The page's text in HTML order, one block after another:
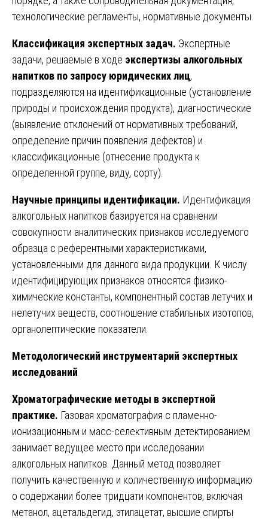
технологические регламенты, нормативные документы.
Классификация экспертных задач. Экспертные
задачи, решаемые в ходе экспертизы алкогольных
напитков по запросу юридических лиц,
подразделяются на идентификационные (установление
природы и происхождения продукта), диагностические
(выявление отклонений от нормативных требований,
определение причин появления дефектов) и
классификационные (отнесение продукта к
определенной группе, виду, сорту).
Научные принципы идентификации. Идентификация
алкогольных напитков базируется на сравнении
совокупности аналитических признаков исследуемого
образца с референтными характеристиками,
установленными для данного вида продукции. К числу
идентифицирующих признаков относятся физико-
химические константы, компонентный состав летучих и
нелетучих веществ, соотношение стабильных изотопов,
органолептические показатели.
Методологический инструментарий экспертных
исследований
Хроматографические методы в экспертной
практике. Газовая хроматография с пламенно-
ионизационным и масс-селективным детектированием
занимает ведущее место при исследовании
алкогольных напитков. Данный метод позволяет
получить качественную и количественную информацию
о содержании более тридцати компонентов, включая
метанол, ацетальдегид, этилацетат, высшие спирты